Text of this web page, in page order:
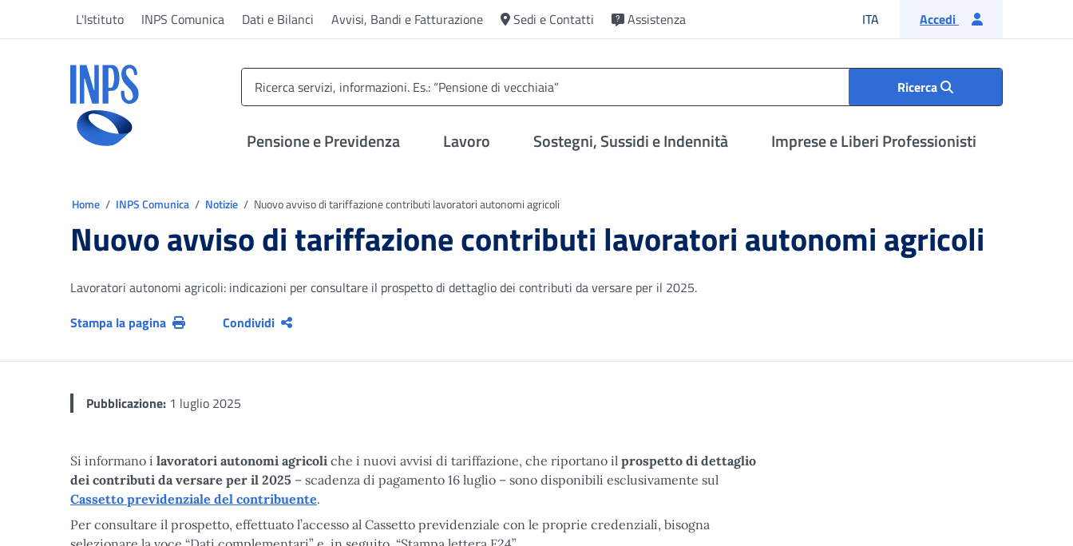
L'Istituto INPS Comunica Dati e Bilanci Avvisi, Bandi e Fatturazione Sedi e Contatti Assistenza ITA Lingua italiana
Accedi
Ricerca
Pensione e Previdenza Lavoro Sostegni, Sussidi e Indennità Imprese e Liberi Professionisti
Home INPS Comunica Notizie Nuovo avviso di tariffazione contributi lavoratori autonomi agricoli
Nuovo avviso di tariffazione contributi lavoratori autonomi agricoli
Lavoratori autonomi agricoli: indicazioni per consultare il prospetto di dettaglio dei contributi da versare per il 2025.
Stampa la pagina
Condividi
Pubblicazione: 1 luglio 2025
Si informano i lavoratori autonomi agricoli che i nuovi avvisi di tariffazione, che riportano il prospetto di dettaglio
dei contributi da versare per il 2025 – scadenza di pagamento 16 luglio – sono disponibili esclusivamente sul
Cassetto previdenziale del contribuente.
Per consultare il prospetto, effettuato l’accesso al Cassetto previdenziale con le proprie credenziali, bisogna